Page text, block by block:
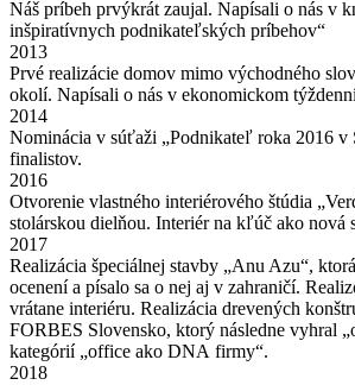
Náš prí­beh prvý­krát zau­jal. Napí­sa­li o nás v
inšpi­ra­tív­nych pod­ni­ka­teľských príbehov“
2013
Prvé rea­li­zá­cie domov mimo východ­né­ho
oko­lí. Napí­sa­li o nás v eko­no­mic­kom
2014
Nomi­ná­cia v súťa­ži „Pod­ni­ka­teľ roka 2016 v
finalistov.
2016
Otvo­re­nie vlast­né­ho inte­ri­é­ro­vé­ho štúdia
sto­lár­skou diel­ňou. Inte­ri­ér na kľúč ako nová
2017
Rea­li­zá­cia špe­ci­ál­nej stav­by „Anu Azu“,
oce­ne­ní a písa­lo sa o nej aj v zahra­ni­čí.
vráta­ne inte­ri­é­ru. Rea­li­zá­cia dre­ve­ných
FORBES Slo­ven­sko, kto­rý násled­ne vyhral
kate­gó­rií „offi­ce ako DNA firmy“.
2018